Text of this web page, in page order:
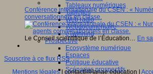
Tableaux numériques
Tablettes
Web radio
Webdocumentaire
eTwinning
Prospective
Ecosystème numérique
Espaces
Politique éducative
Scénarios prospectifs
Conférence internationale du CSEN : «
conversationnels en classe.
Le Conseil scientifique de l’Éducation… En
Souscrire à ce flux RSS
Mentions légales| contact[@]anae.education |